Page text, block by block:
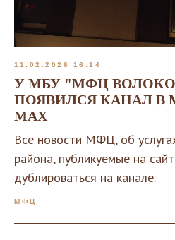
11.02.2026 16:14
У МБУ "МФЦ
ПОЯВИЛСЯ КАНАЛ В
MAX
Все новости МФЦ, об
района, публикуемые на
дублироваться на канале.
МФЦ